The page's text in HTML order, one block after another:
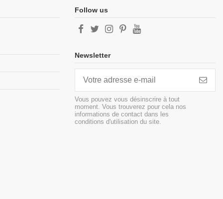
Follow us
Newsletter
Vous pouvez vous désinscrire à tout
moment. Vous trouverez pour cela nos
informations de contact dans les
conditions d'utilisation du site.